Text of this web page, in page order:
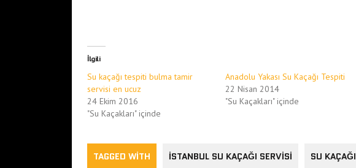
İlgili
Su kaçağı tespiti bulma tamir
servisi en ucuz
24 Ekim 2016
"Su Kaçakları" içinde
Anadolu Yakası Su Kaçağı Tespiti
22 Nisan 2014
"Su Kaçakları" içinde
TAGGED WITH ISTANBUL SU KAÇAĞI SERVISI SU KAÇAĞI